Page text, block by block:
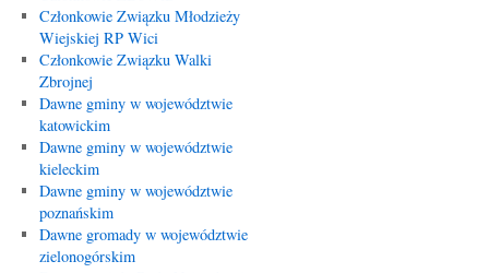
Członkowie Związku Młodzieży
Wiejskiej RP Wici
Członkowie Związku Walki
Zbrojnej
Dawne gminy w województwie
katowickim
Dawne gminy w województwie
kieleckim
Dawne gminy w województwie
poznańskim
Dawne gromady w województwie
zielonogórskim